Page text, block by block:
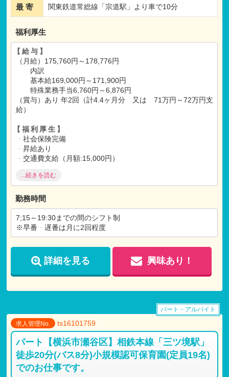
最 寄 関東鉄道常総線「宗道駅」より車で10分
福利厚生
【給与】
（月給）175,760円～178,776円
内訳
基本給169,000円～171,900円
特殊業務手当6,760円～6,876円
（賞与）あり 年2回（計4.4ヶ月分 又は 71万円～72万円支
給）
【福利厚生】
・ 社会保険完備
・ 昇給あり
・ 交通費支給（月額:15,000円）
・退職金制度（勤続1年以上）
...続きを読む
勤務時間
7;15～19:30までの間のシフト制
※早番 ・ 遅番は月に2回程度
詳細を見る 興味あり！
求人管理No. ts16101759
パート【横浜市瀬谷区】相鉄本線「三ツ境駅」
徒歩20分(バス8分)小規模認可保育園(定員19名)
でのお仕事です。
パート・アルバイト